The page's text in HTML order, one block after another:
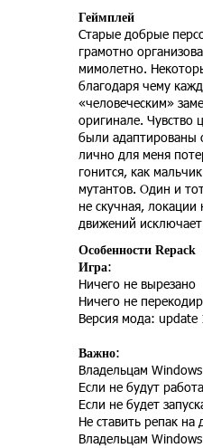
Геймплей
Старые добрые
грамотно
мимолетно.
благодаря чему
«человеческим»
оригинале. Чувство
были адаптированы
лично для меня
гонится, как
мутантов. Один и
не скучная,
движений
Особенности Repack
Игра:
Ничего не вырезано
Ничего не
Версия мода: update
Важно:
Владельцам
Если не будут
Если не будет
Не ставить репак
Владельцам